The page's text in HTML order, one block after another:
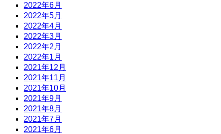
2022年6月
2022年5月
2022年4月
2022年3月
2022年2月
2022年1月
2021年12月
2021年11月
2021年10月
2021年9月
2021年8月
2021年7月
2021年6月